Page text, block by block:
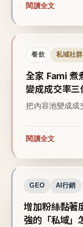
閱讀全文
餐飲 私域社群
全家 Fami 煮
變成成交率
把內容池變成成
閱讀全文
GEO AI行銷
增加粉絲黏著
強的「私域」